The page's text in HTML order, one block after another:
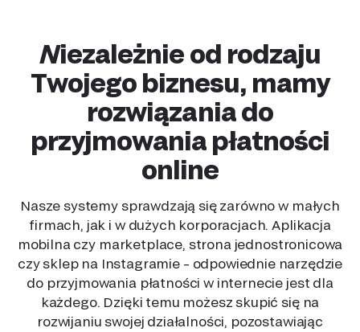
Niezależnie od rodzaju
Twojego biznesu, mamy
rozwiązania do
przyjmowania płatności
online
Nasze systemy sprawdzają się zarówno w małych
firmach, jak i w dużych korporacjach. Aplikacja
mobilna czy marketplace, strona jednostronicowa
czy sklep na Instagramie – odpowiednie narzędzie
do przyjmowania płatności w internecie jest dla
każdego. Dzięki temu możesz skupić się na
rozwijaniu swojej działalności, pozostawiając